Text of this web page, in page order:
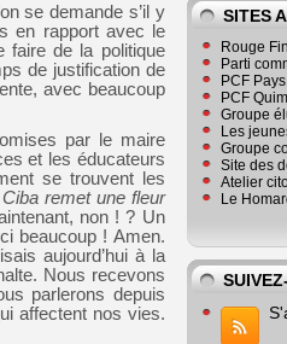
se demande s’il y
en rapport avec le
faire de la politique
de justification de
avec beaucoup
par le maire
et les éducateurs
se trouvent les
remet une fleur
non ! ? Un
beaucoup ! Amen.
aujourd’hui à la
Nous recevons
parlerons depuis
affectent nos vies.
SITES
Rouge
Parti
PCF
PCF
Groupe
Les
Groupe
Site des
Atelier
Le